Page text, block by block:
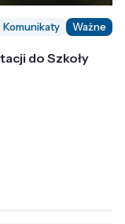
Komunikaty Ważne
do Szkoły